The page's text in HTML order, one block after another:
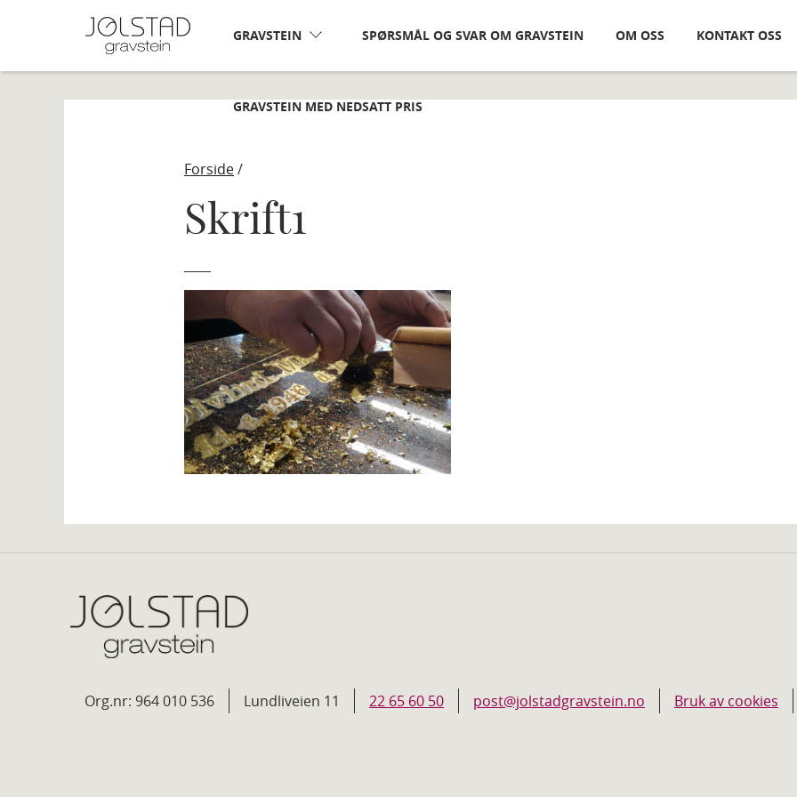
GRAVSTEIN SPØRSMÅL OG SVAR OM GRAVSTEIN OM OSS KONTAKT OSS
GRAVSTEIN MED NEDSATT PRIS
Forside/
Skrift1
Org.nr: 964 010 536 Lundliveien 11 22 65 60 50 post@jolstadgravstein.no Bruk av cookies